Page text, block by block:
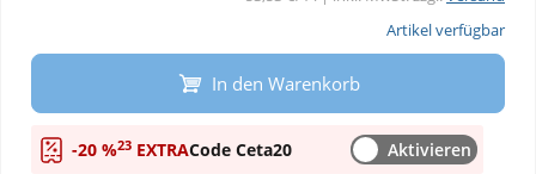
Artikel verfügbar
In den Warenkorb
-20 %23 EXTRACode Ceta20 Aktivieren